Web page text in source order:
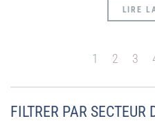
LIRE
1 2 3
FILTRER PAR SECTEUR